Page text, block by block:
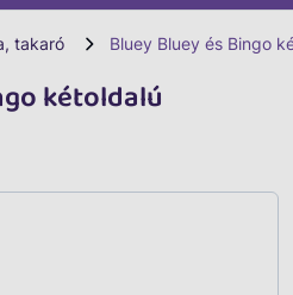
takaró Bluey Bluey és Bingo
kétoldalú